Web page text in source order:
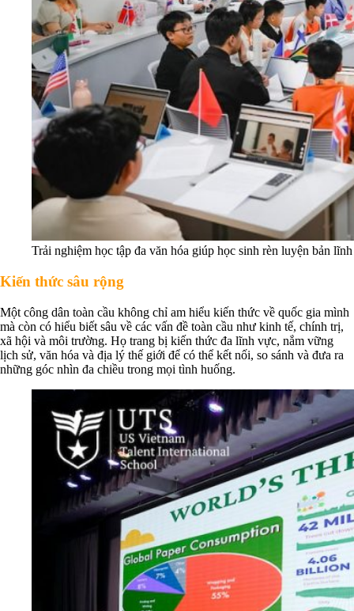
Trải nghiệm học tập đa văn hóa giúp học sinh rèn luyện bản
Kiến thức sâu rộng
Một công dân toàn cầu không chỉ am hiểu kiến thức về quốc gia mình
mà còn có hiểu biết sâu về các vấn đề toàn cầu như kinh tế, chính trị,
xã hội và môi trường. Họ trang bị kiến thức đa lĩnh vực, nắm vững
lịch sử, văn hóa và địa lý thế giới để có thể kết nối, so sánh và đưa ra
những góc nhìn đa chiều trong mọi tình huống.